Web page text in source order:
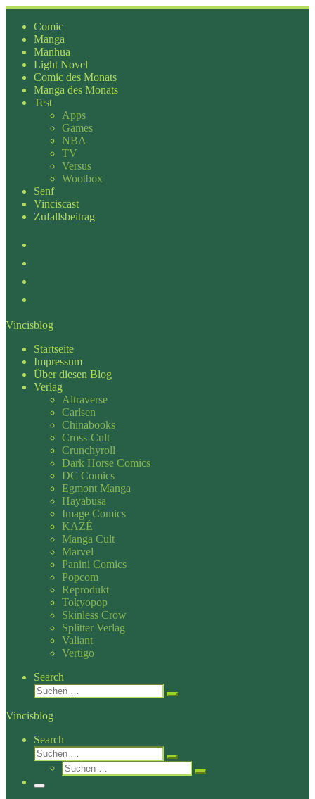
Zum
Inhalt
springen
Comic
Manga
Manhua
Light Novel
Comic des Monats
Manga des Monats
Test
Apps
Games
NBA
TV
Versus
Wootbox
Senf
Vinciscast
Zufallsbeitrag
Vincisblog
Startseite
Impressum
Über diesen Blog
Verlag
Altraverse
Carlsen
Chinabooks
Cross-Cult
Crunchyroll
Dark Horse Comics
DC Comics
Egmont Manga
Hayabusa
Image Comics
KAZÉ
Manga Cult
Marvel
Panini Comics
Popcom
Reprodukt
Tokyopop
Skinless Crow
Splitter Verlag
Valiant
Vertigo
Search
Suche
Suchen …
Vincisblog
Search
Suche
Suchen …
Suche
Suchen …
Menü